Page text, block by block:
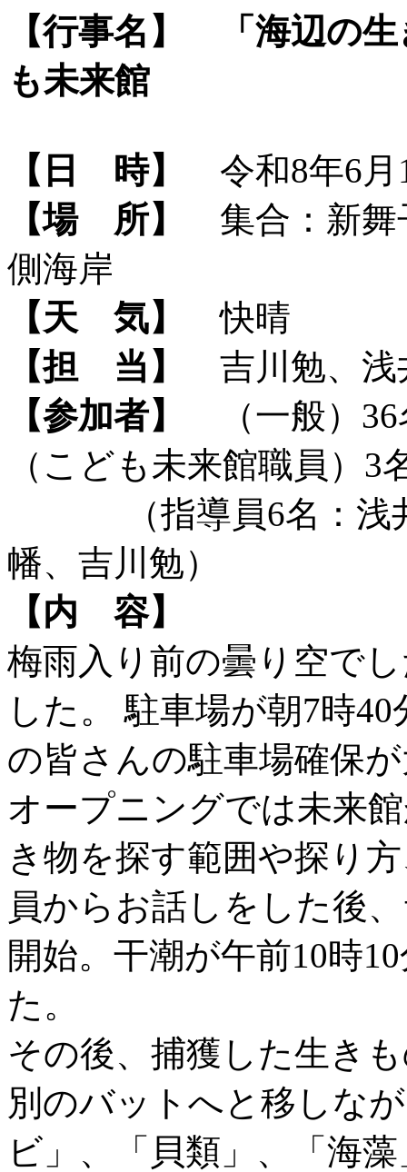
【行事名】
「海辺の
も未来館
【日 時】
令和8年6月
【場 所】
集合：新舞
側海岸
【天 気】
快晴
【担 当】
吉川勉、浅
【参加者】
（一般）36
（こども未来館職員）3
（指導員6名：浅井
幡、吉川勉）
【内 容】
梅雨入り前の曇り空で
した。 駐車場が朝7時
の皆さんの駐車場確保
オープニングでは未来
き物を探す範囲や探り
員からお話しをした後
開始。干潮が午前10時
た。
その後、捕獲した生き
別のバットへと移しな
ビ」、「貝類」、「海